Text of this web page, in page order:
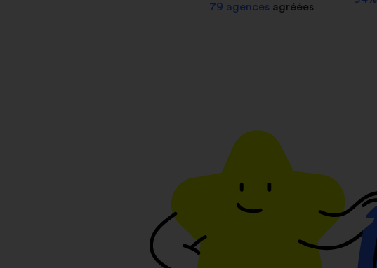
79 agences agréées